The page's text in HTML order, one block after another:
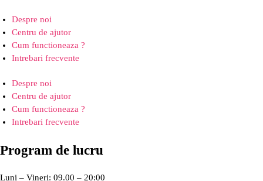
Despre noi
Centru de ajutor
Cum functioneaza ?
Intrebari frecvente
Despre noi
Centru de ajutor
Cum functioneaza ?
Intrebari frecvente
Program de lucru
Luni – Vineri: 09.00 – 20:00